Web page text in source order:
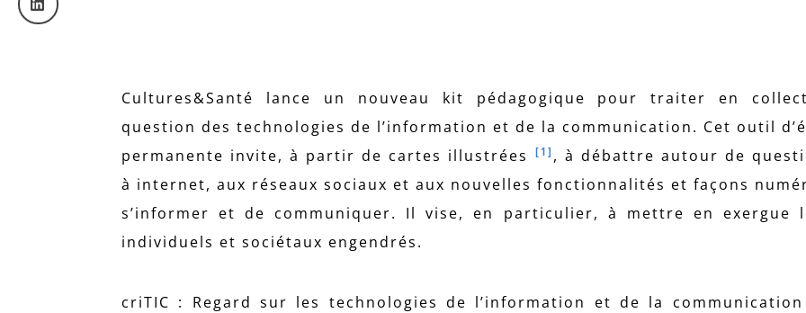
Cultures&Santé lance un nouveau kit pédagogique pour traiter en
question des technologies de l’information et de la communication. Cet outil
permanente invite, à partir de cartes illustrées
[1] , à débattre autour de
à internet, aux réseaux sociaux et aux nouvelles fonctionnalités et façons
s’informer et de communiquer. Il vise, en particulier, à mettre en exergue
individuels et sociétaux engendrés.
criTIC : Regard sur les technologies de l’information et de la